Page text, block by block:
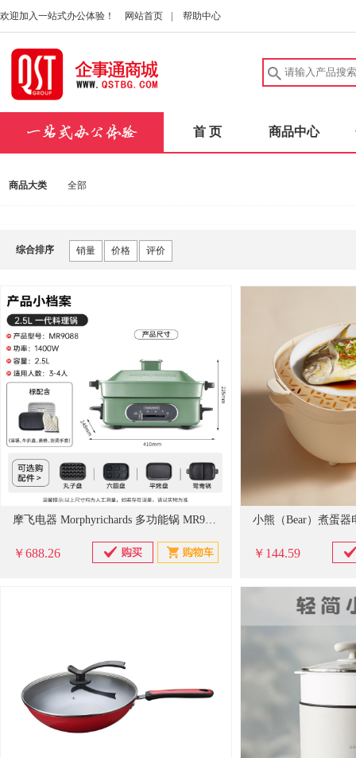
欢迎加入一站式办公体验！ 网站首页 帮助中心
首 页 商品中心
商品大类 全部
综合排序 销量 价格 评价
摩飞电器 Morphyrichards 多功能锅 MR9088 1400W (椰奶白) 标配:深锅+牛扒盘+蒸格
￥688.26 ￥144.59